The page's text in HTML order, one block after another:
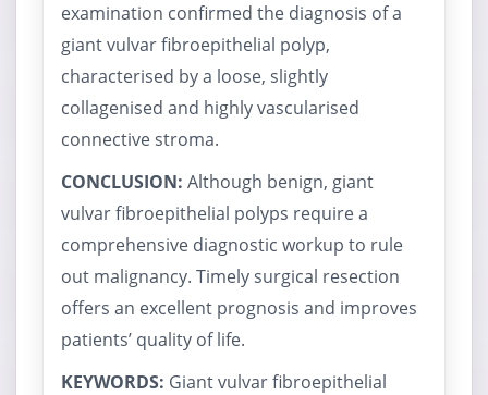
examination confirmed the diagnosis of a
giant vulvar fibroepithelial polyp,
characterised by a loose, slightly
collagenised and highly vascularised
connective stroma.
CONCLUSION: Although benign, giant
vulvar fibroepithelial polyps require a
comprehensive diagnostic workup to rule
out malignancy. Timely surgical resection
offers an excellent prognosis and improves
patients’ quality of life.
KEYWORDS: Giant vulvar fibroepithelial